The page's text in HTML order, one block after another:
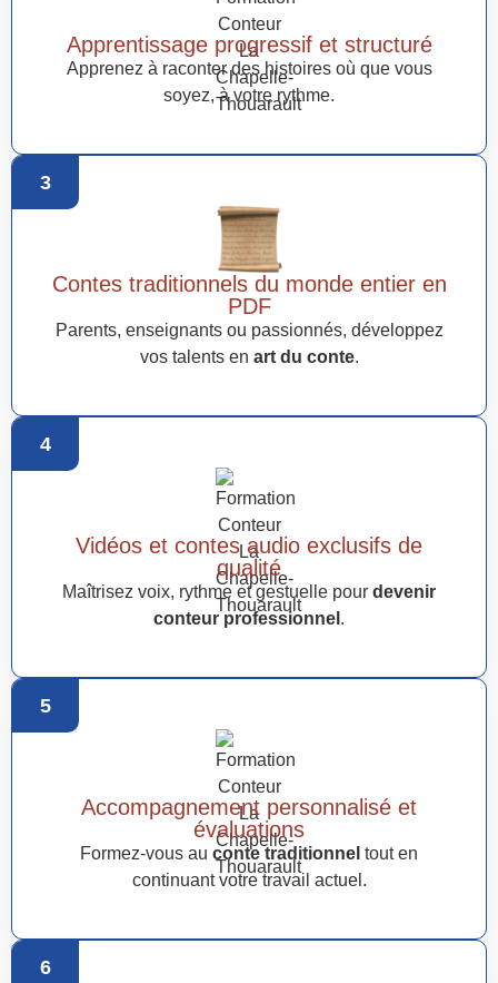
Apprentissage progressif et structuré
Apprenez à raconter des histoires où que vous
soyez, à votre rythme.
3
Contes traditionnels du monde entier en
PDF
Parents, enseignants ou passionnés, développez
vos talents en art du conte.
4
Vidéos et contes audio exclusifs de
qualité
Maîtrisez voix, rythme et gestuelle pour devenir
conteur professionnel .
5
Accompagnement personnalisé et
évaluations
Formez-vous au conte traditionnel tout en
continuant votre travail actuel.
6